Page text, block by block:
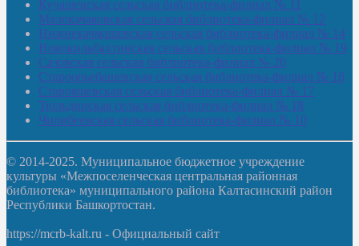
Кучашевская сельская библиотека-филиал № 11
Малокачаковская сельская библиотека-филиал № 12
Нижнекачмашевская сельская библиотека-филиал № 14
Новокильбахтинская сельская библиотека-филиал № 19
Сазовская сельская библиотека-филиал № 20
Староорьебашевская сельская библиотека-филиал № 16
Старояшевская сельская библиотека-филиал № 17
Тюльдинская сельская библиотека-филиал № 18
Чилибеевская сельская библиотека-филиал № 10
© 2014-2025. Муниципальное бюджетное учреждение
культуры «Межпоселенческая центральная районная
библиотека» муниципального района Калтасинский район
Республики Башкортостан.
https://mcrb-kalt.ru - Официальный сайт